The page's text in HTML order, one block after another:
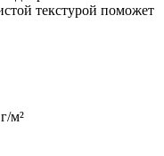
текстурой поможет
м²